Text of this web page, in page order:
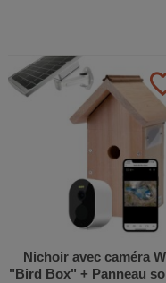
Nichoir avec caméra
"Bird Box" + Panneau